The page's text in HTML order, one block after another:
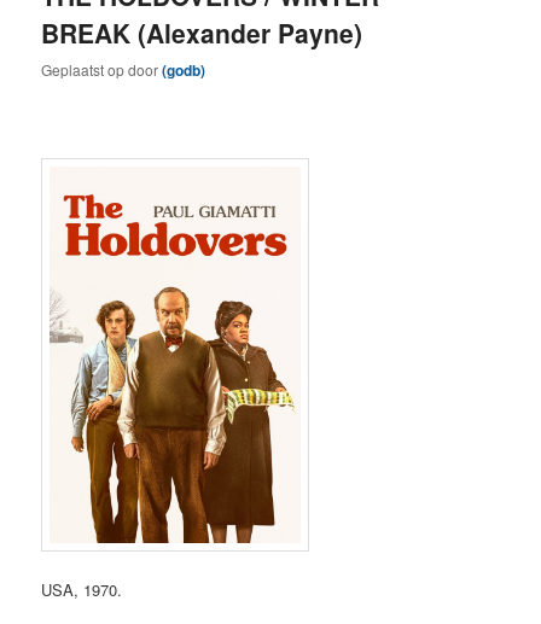
BREAK (Alexander Payne)
Geplaatst opdoor(godb)
USA, 1970.